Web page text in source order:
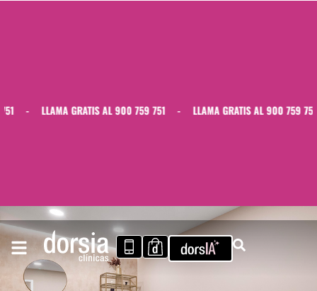
- LLAMA GRATIS AL 900 759 751 - LLAMA GRATIS AL 900 759 751